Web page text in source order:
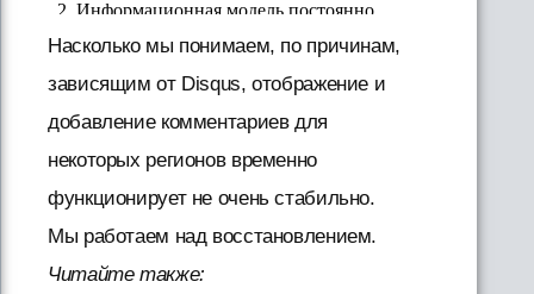
Насколько мы понимаем, по причинам,
зависящим от Disqus, отображение и
добавление комментариев для
некоторых регионов временно
функционирует не очень стабильно.
Мы работаем над восстановлением.
Читайте также: